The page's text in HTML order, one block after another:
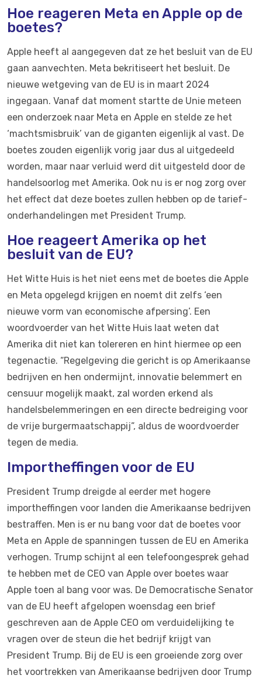
Hoe reageren Meta en Apple op de
boetes?
Apple heeft al aangegeven dat ze het besluit van de EU
gaan aanvechten. Meta bekritiseert het besluit. De
nieuwe wetgeving van de EU is in maart 2024
ingegaan. Vanaf dat moment startte de Unie meteen
een onderzoek naar Meta en Apple en stelde ze het
‘machtsmisbruik’ van de giganten eigenlijk al vast. De
boetes zouden eigenlijk vorig jaar dus al uitgedeeld
worden, maar naar verluid werd dit uitgesteld door de
handelsoorlog met Amerika. Ook nu is er nog zorg over
het effect dat deze boetes zullen hebben op de tarief-
onderhandelingen met President Trump.
Hoe reageert Amerika op het
besluit van de EU?
Het Witte Huis is het niet eens met de boetes die Apple
en Meta opgelegd krijgen en noemt dit zelfs ‘een
nieuwe vorm van economische afpersing’. Een
woordvoerder van het Witte Huis laat weten dat
Amerika dit niet kan tolereren en hint hiermee op een
tegenactie. “Regelgeving die gericht is op Amerikaanse
bedrijven en hen ondermijnt, innovatie belemmert en
censuur mogelijk maakt, zal worden erkend als
handelsbelemmeringen en een directe bedreiging voor
de vrije burgermaatschappij”, aldus de woordvoerder
tegen de media.
Importheffingen voor de EU
President Trump dreigde al eerder met hogere
importheffingen voor landen die Amerikaanse bedrijven
bestraffen. Men is er nu bang voor dat de boetes voor
Meta en Apple de spanningen tussen de EU en Amerika
verhogen. Trump schijnt al een telefoongesprek gehad
te hebben met de CEO van Apple over boetes waar
Apple toen al bang voor was. De Democratische Senator
van de EU heeft afgelopen woensdag een brief
geschreven aan de Apple CEO om verduidelijking te
vragen over de steun die het bedrijf krijgt van
President Trump. Bij de EU is een groeiende zorg over
het voortrekken van Amerikaanse bedrijven door Trump